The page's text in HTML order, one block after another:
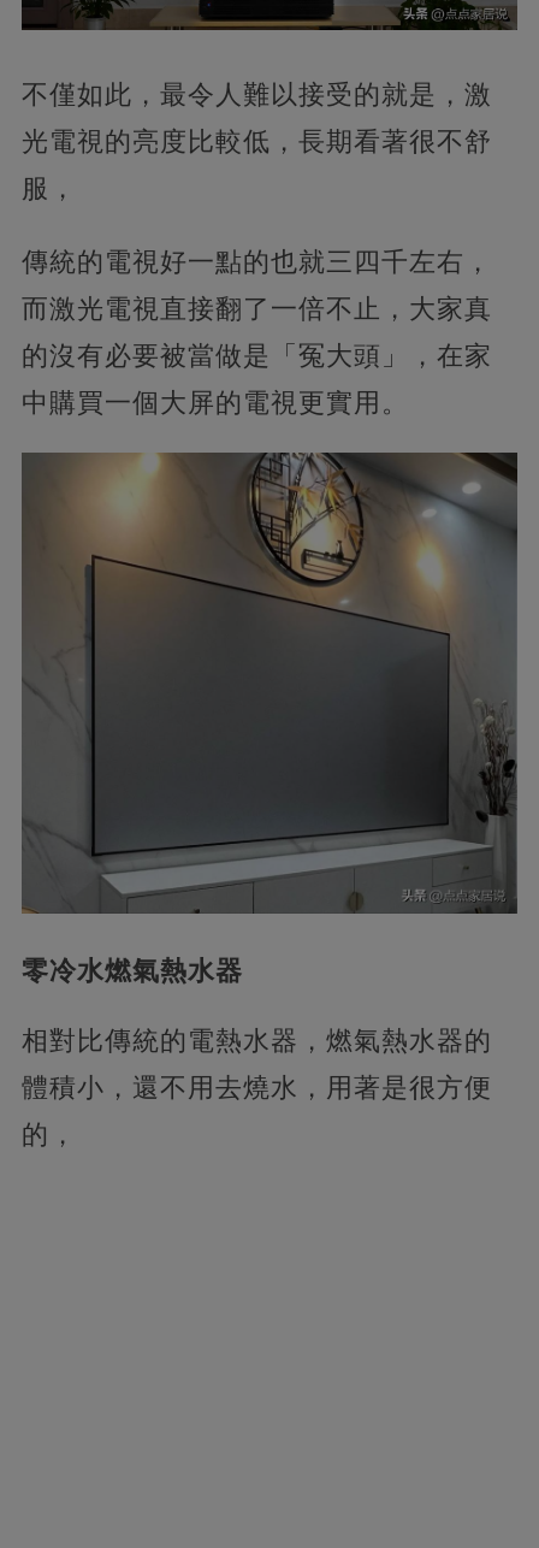
不僅如此，最令人難以接受的就是，激
光電視的亮度比較低，長期看著很不舒
服，
傳統的電視好一點的也就三四千左右，
而激光電視直接翻了一倍不止，大家真
的沒有必要被當做是「冤大頭」，在家
中購買一個大屏的電視更實用。
零冷水燃氣熱水器
相對比傳統的電熱水器，燃氣熱水器的
體積小，還不用去燒水，用著是很方便
的，